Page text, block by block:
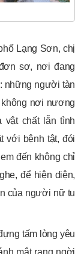
Lạng Sơn, chị
sơ, nơi đang
những người tàn
nơi nương
vật chất lẫn tình
với bệnh tật, đói
đến không chỉ
để hiện diện,
của người nữ tu
tấm lòng yêu